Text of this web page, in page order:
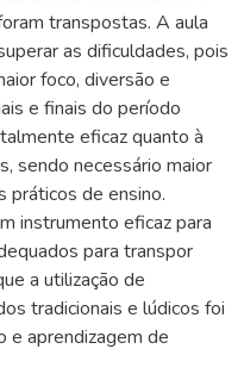
transpostas. A aula
as dificuldades, pois
foco, diversão e
e finais do período
eficaz quanto à
sendo necessário maior
práticos de ensino.
instrumento eficaz para
para transpor
a utilização de
tradicionais e lúdicos foi
e aprendizagem de